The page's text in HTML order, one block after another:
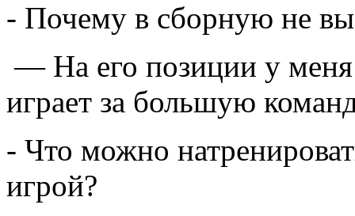
- Почему в сборную не
— На его позиции у
играет за большую
- Что можно
игрой?